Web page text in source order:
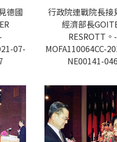
德國
07-
行政院連戰院長接
經濟部長
RESROTT。-
MOFA110064CC-
NE00141-046